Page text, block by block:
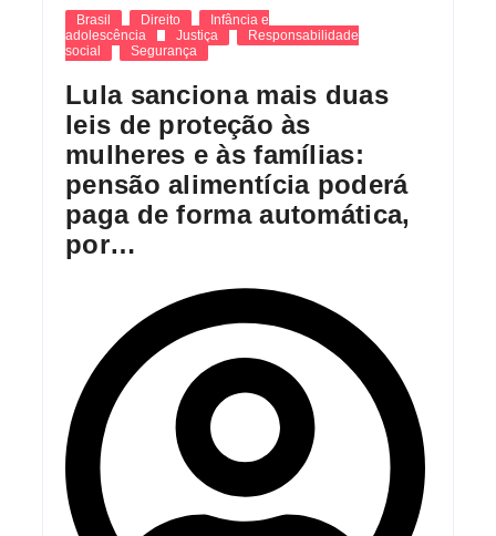
Brasil Direito
Infância e
adolescência
Justiça
Responsabilidade
social
Segurança
Lula sanciona mais duas
leis de proteção às
mulheres e às famílias:
pensão alimentícia poderá
paga de forma automática,
por…